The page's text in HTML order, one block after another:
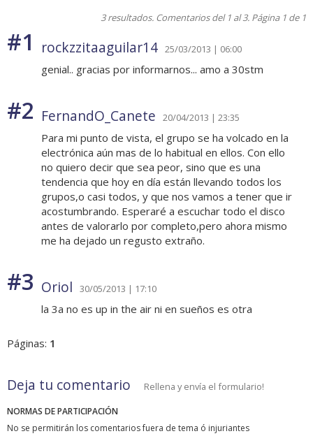
3 resultados. Comentarios del 1 al 3. Página 1 de 1
#1 rockzzitaaguilar14 25/03/2013 | 06:00
genial.. gracias por informarnos... amo a 30stm
#2 FernandO_Canete 20/04/2013 | 23:35
Para mi punto de vista, el grupo se ha volcado en la
electrónica aún mas de lo habitual en ellos. Con ello
no quiero decir que sea peor, sino que es una
tendencia que hoy en día están llevando todos los
grupos,o casi todos, y que nos vamos a tener que ir
acostumbrando. Esperaré a escuchar todo el disco
antes de valorarlo por completo,pero ahora mismo
me ha dejado un regusto extraño.
#3 Oriol 30/05/2013 | 17:10
la 3a no es up in the air ni en sueños es otra
Páginas: 1
Deja tu comentario Rellena y envía el formulario!
NORMAS DE PARTICIPACIÓN
No se permitirán los comentarios fuera de tema ó injuriantes